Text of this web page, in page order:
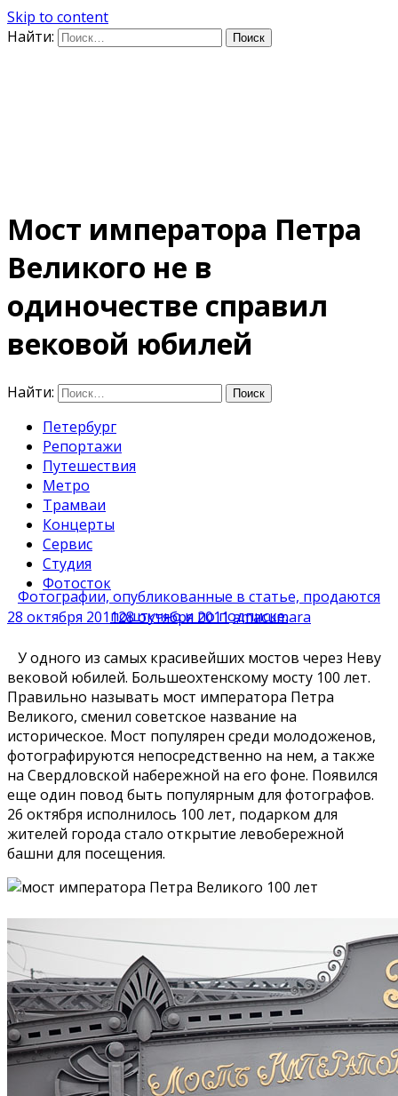
Skip to content
Найти:
Мост императора Петра
Великого не в
одиночестве справил
вековой юбилей
Найти:
Петербург
Репортажи
Путешествия
Метро
Трамваи
Концерты
Сервис
Студия
Фотосток
28 октября 201128 октября 2011amacumara
Фотографии, опубликованные в статье, продаются
поштучно и по подписке.
У одного из самых красивейших мостов через Неву
вековой юбилей. Большеохтенскому мосту 100 лет.
Правильно называть мост императора Петра
Великого, сменил советское название на
историческое. Мост популярен среди молодоженов,
фотографируются непосредственно на нем, а также
на Свердловской набережной на его фоне. Появился
еще один повод быть популярным для фотографов.
26 октября исполнилось 100 лет, подарком для
жителей города стало открытие левобережной
башни для посещения.